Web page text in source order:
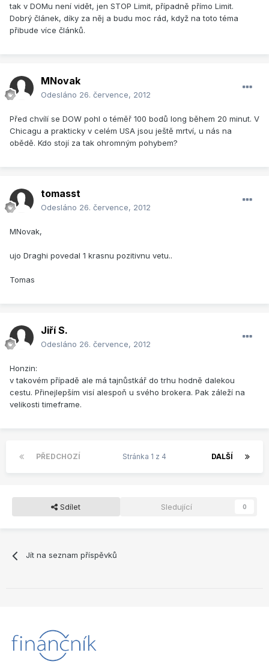
tak v DOMu není vidět, jen STOP Limit, případně přímo Limit.
Dobrý článek, díky za něj a budu moc rád, když na toto téma
přibude více článků.
MNovak
Odesláno 26. července, 2012
Před chvílí se DOW pohl o téměř 100 bodů long během 20 minut. V
Chicagu a prakticky v celém USA jsou ještě mrtví, u nás na
obědě. Kdo stojí za tak ohromným pohybem?
tomasst
Odesláno 26. července, 2012
MNovak,
ujo Draghi povedal 1 krasnu pozitivnu vetu..
Tomas
Jiří S.
Odesláno 26. července, 2012
Honzin:
v takovém případě ale má tajnůstkář do trhu hodně dalekou
cestu. Přinejlepším visí alespoň u svého brokera. Pak záleží na
velikosti timeframe.
PŘEDCHOZÍ DALŠÍ
Stránka 1 z 4
Sdílet Sledující 0
Jít na seznam příspěvků